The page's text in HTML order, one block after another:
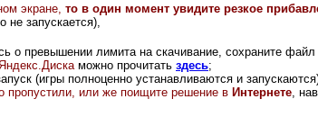
экране, то в один момент увидите резкое
не запускается),
о превышении лимита на скачивание, сохраните файл
Яндекс.Диска можно прочитать здесь;
(игры полноценно устанавливаются и
пропустили, или же поищите решение в Интернете ,